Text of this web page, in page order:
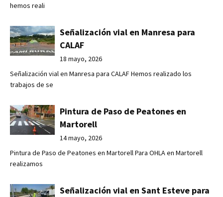
hemos reali
Señalización vial en Manresa para
CALAF
18 mayo, 2026
Señalización vial en Manresa para CALAF Hemos realizado los
trabajos de se
Pintura de Paso de Peatones en
Martorell
14 mayo, 2026
Pintura de Paso de Peatones en Martorell Para OHLA en Martorell
realizamos
Señalización vial en Sant Esteve para